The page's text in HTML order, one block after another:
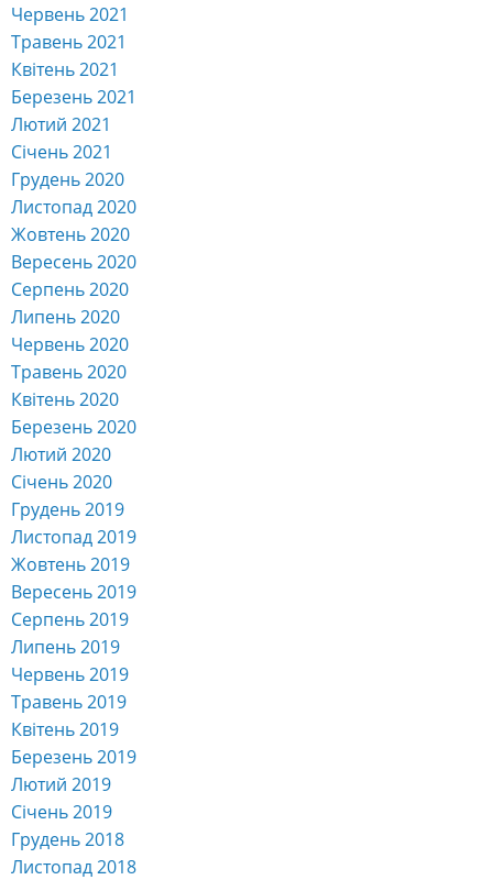
Червень 2021
Травень 2021
Квітень 2021
Березень 2021
Лютий 2021
Січень 2021
Грудень 2020
Листопад 2020
Жовтень 2020
Вересень 2020
Серпень 2020
Липень 2020
Червень 2020
Травень 2020
Квітень 2020
Березень 2020
Лютий 2020
Січень 2020
Грудень 2019
Листопад 2019
Жовтень 2019
Вересень 2019
Серпень 2019
Липень 2019
Червень 2019
Травень 2019
Квітень 2019
Березень 2019
Лютий 2019
Січень 2019
Грудень 2018
Листопад 2018